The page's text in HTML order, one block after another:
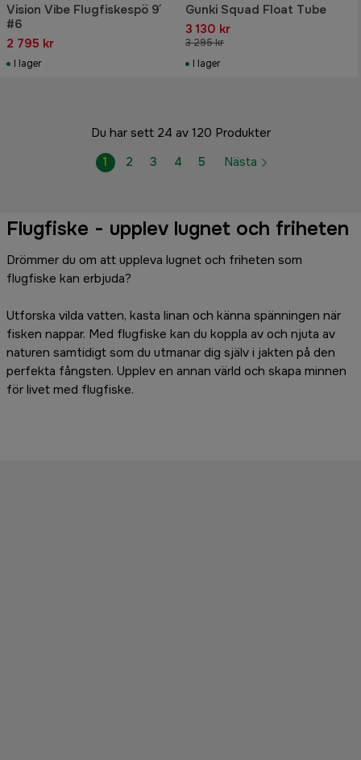
Vision Vibe Flugfiskespö 9´
#6
2 795 kr
I lager
Gunki Squad Float Tube
3 130 kr
3 295 kr
I lager
Du har sett 24 av 120 Produkter
1
2 3 4 5 Nästa
Flugfiske - upplev lugnet och friheten
Drömmer du om att uppleva lugnet och friheten som
flugfiske kan erbjuda?
Utforska vilda vatten, kasta linan och känna spänningen när
fisken nappar. Med flugfiske kan du koppla av och njuta av
naturen samtidigt som du utmanar dig själv i jakten på den
perfekta fångsten. Upplev en annan värld och skapa minnen
för livet med flugfiske.